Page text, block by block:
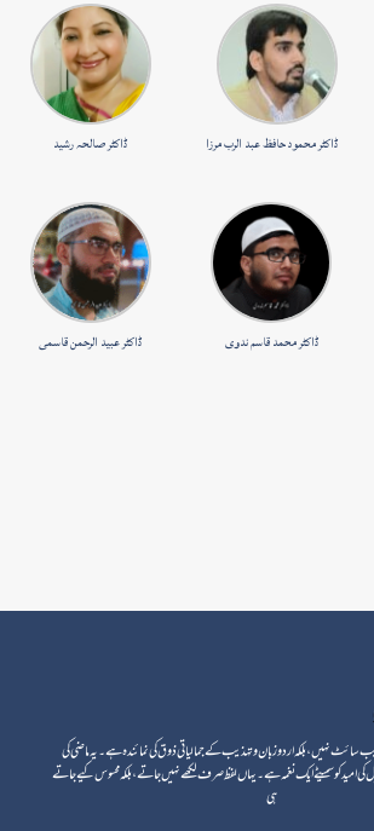
ڈاکٹر محمود حافظ عبد الرب مرزا ڈاکٹر صالحہ رشید
ڈاکٹر محمد قاسم ندوی ڈاکٹر عبید الرحمن قاسمی
نہیں، بلکہ اردو زبان و تہذیب کے جمالیاتی ذوق کی نمائندہ ہے۔ یہ ماضی کی
کی امید کو سمیٹے ایک نغمہ ہے۔ یہاں لفظ صرف لکھے نہیں جاتے، بلکہ محسوس کیے جاتے
ہی